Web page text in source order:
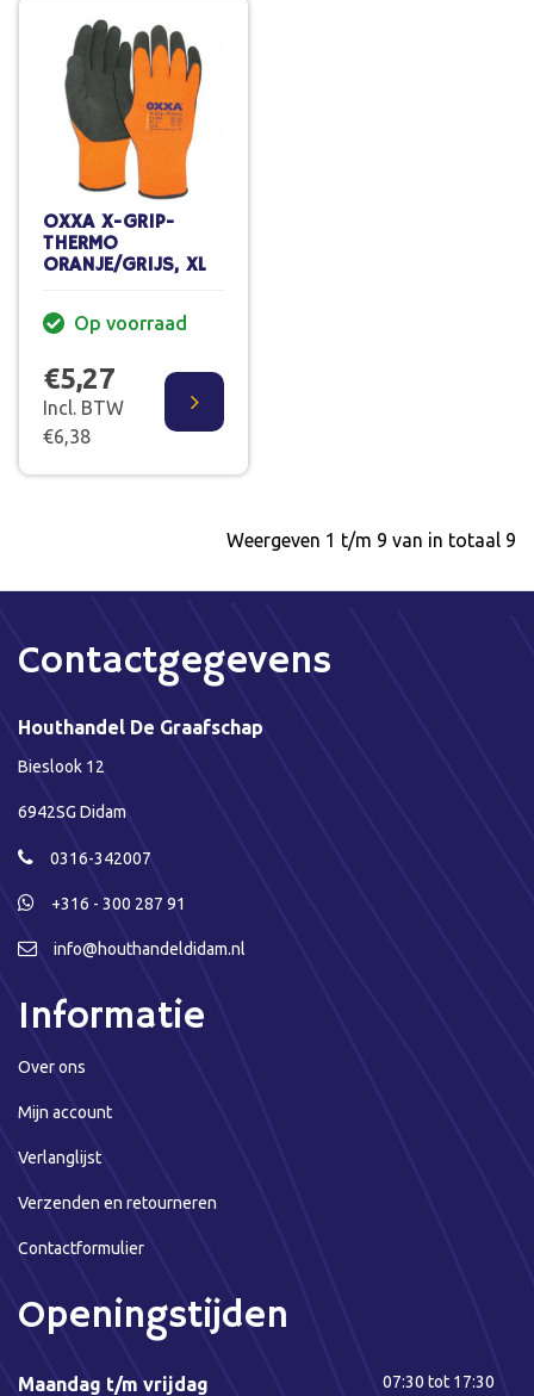
OXXA X-GRIP-
THERMO
ORANJE/GRIJS, XL
Op voorraad
€5,27
Incl. BTW
€6,38
Weergeven 1 t/m 9 van in totaal 9
Contactgegevens
Houthandel De Graafschap
Bieslook 12
6942SG Didam
0316-342007
+316 - 300 287 91
info@houthandeldidam.nl
Informatie
Over ons
Mijn account
Verlanglijst
Verzenden en retourneren
Contactformulier
Openingstijden
Maandag t/m vrijdag 07:30 tot 17:30